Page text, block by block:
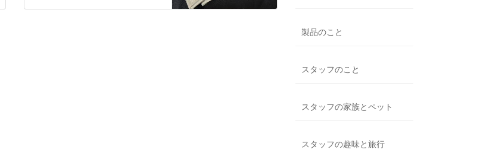
製品のこと
スタッフのこと
スタッフの家族とペット
スタッフの趣味と旅行